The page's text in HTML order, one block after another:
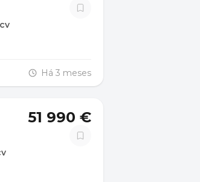
Há 3 meses
51 990 €